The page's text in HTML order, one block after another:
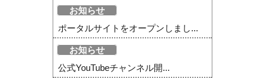
お知らせ
ポータルサイトをオープンしまし...
お知らせ
公式YouTubeチャンネル開...